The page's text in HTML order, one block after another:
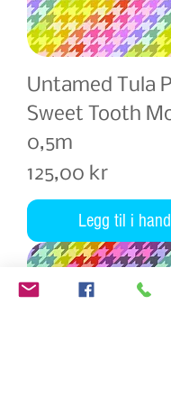
Untamed Tula
Sweet Tooth
0,5m
Pris
125,00 kr
Legg til i